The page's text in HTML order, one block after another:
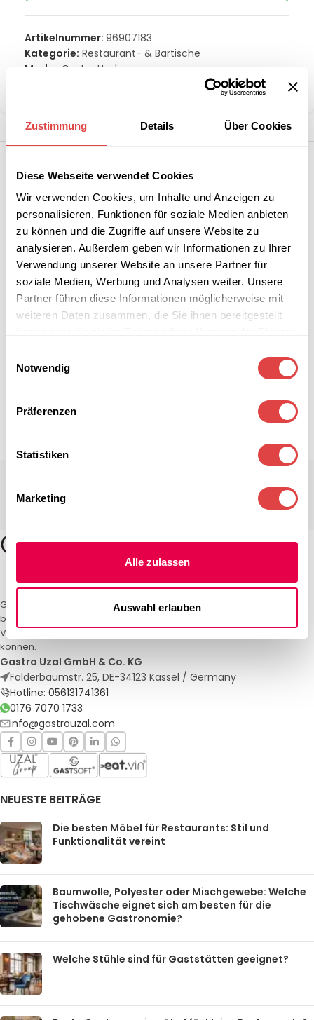
Zustimmung Details Über Cookies
Diese Webseite verwendet Cookies
Wir verwenden Cookies, um Inhalte und Anzeigen zu
personalisieren, Funktionen für soziale Medien anbieten
zu können und die Zugriffe auf unsere Website zu
analysieren. Außerdem geben wir Informationen zu Ihrer
Verwendung unserer Website an unsere Partner für
soziale Medien, Werbung und Analysen weiter. Unsere
Partner führen diese Informationen möglicherweise mit
weiteren Daten zusammen, die Sie ihnen bereitgestellt
Notwendig
Präferenzen
Statistiken
Marketing
Alle zulassen
Auswahl erlauben
Artikelnummer: 96907183
Kategorie: Restaurant- & Bartische
Marke: Gastro Uzal
Gastro Uzal – Ihr Spezialist für Gastronomiemöbel und -textilien. Wir
bieten maßgeschneiderte Lösungen für Restaurants, Hotels und
Veranstaltungen. Qualität und Service, auf die Sie sich verlassen
können.
Gastro Uzal GmbH & Co. KG
Falderbaumstr. 25, DE-34123 Kassel / Germany
Hotline: 056131741361
0176 7070 1733
info@gastrouzal.com
NEUESTE BEITRÄGE
Die besten Möbel für Restaurants: Stil und
Funktionalität vereint
Baumwolle, Polyester oder Mischgewebe: Welche
Tischwäsche eignet sich am besten für die
gehobene Gastronomie?
Welche Stühle sind für Gaststätten geeignet?